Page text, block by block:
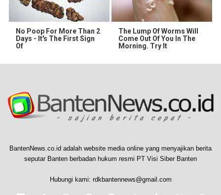
No Poop For More Than 2
Days - It's The First Sign
Of
The Lump Of Worms Will
Come Out Of You In The
Morning. Try It
BantenNews.co.id adalah website media online yang menyajikan berita
seputar Banten berbadan hukum resmi PT Visi Siber Banten
Hubungi kami: rdkbantennews@gmail.com